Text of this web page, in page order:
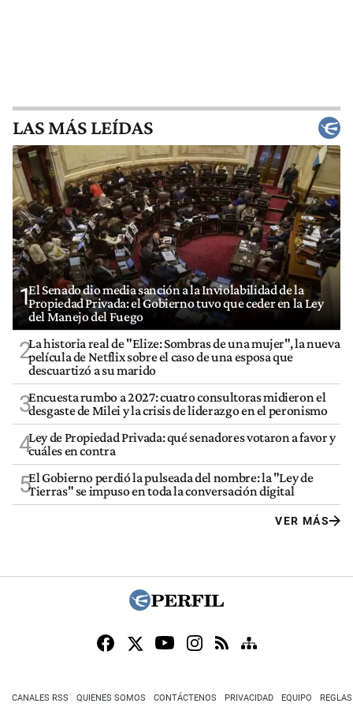
LAS MÁS LEÍDAS
1El Senado dio media sanción a la Inviolabilidad de la
Propiedad Privada: el Gobierno tuvo que ceder en la Ley
del Manejo del Fuego
2La historia real de "Elize: Sombras de una mujer", la nueva
película de Netflix sobre el caso de una esposa que
descuartizó a su marido
3Encuesta rumbo a 2027: cuatro consultoras midieron el
desgaste de Milei y la crisis de liderazgo en el peronismo
4Ley de Propiedad Privada: qué senadores votaron a favor y
cuáles en contra
5El Gobierno perdió la pulseada del nombre: la "Ley de
Tierras" se impuso en toda la conversación digital
VER MÁS
CANALES RSS QUIENES SOMOS CONTÁCTENOS PRIVACIDAD EQUIPO